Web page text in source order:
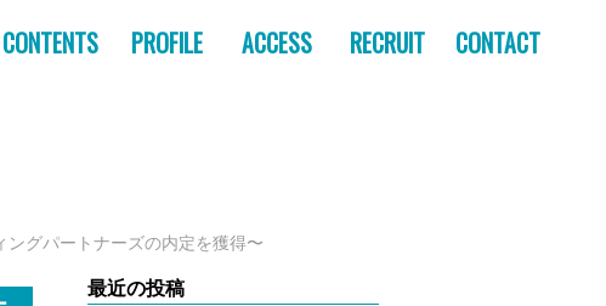
PROFILE ACCESS RECRUIT CONTACT
ングパートナーズの内定を獲得〜
最近の投稿